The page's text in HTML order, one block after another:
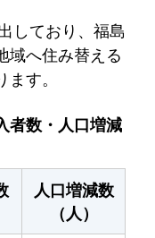
しており、福島
域へ住み替える
す。
者数・人口増減
人口増減数
（人）